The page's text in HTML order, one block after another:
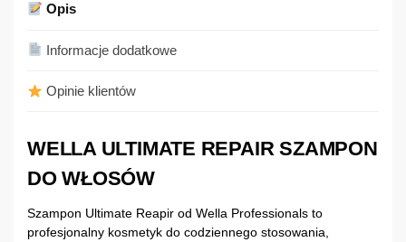
Opis
Informacje dodatkowe
Opinie klientów
WELLA ULTIMATE REPAIR SZAMPON
DO WŁOSÓW
Szampon Ultimate Reapir od Wella Professionals to
profesjonalny kosmetyk do codziennego stosowania,